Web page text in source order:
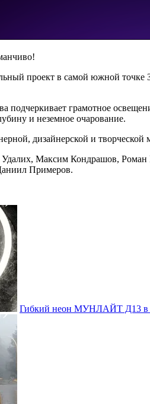
проект в самой южной точке
подчеркивает грамотное
и неземное очарование.
дизайнерской и
Удалих, Максим Кондрашов,
Примеров.
Гибкий неон МУНЛАЙТ Д13 в